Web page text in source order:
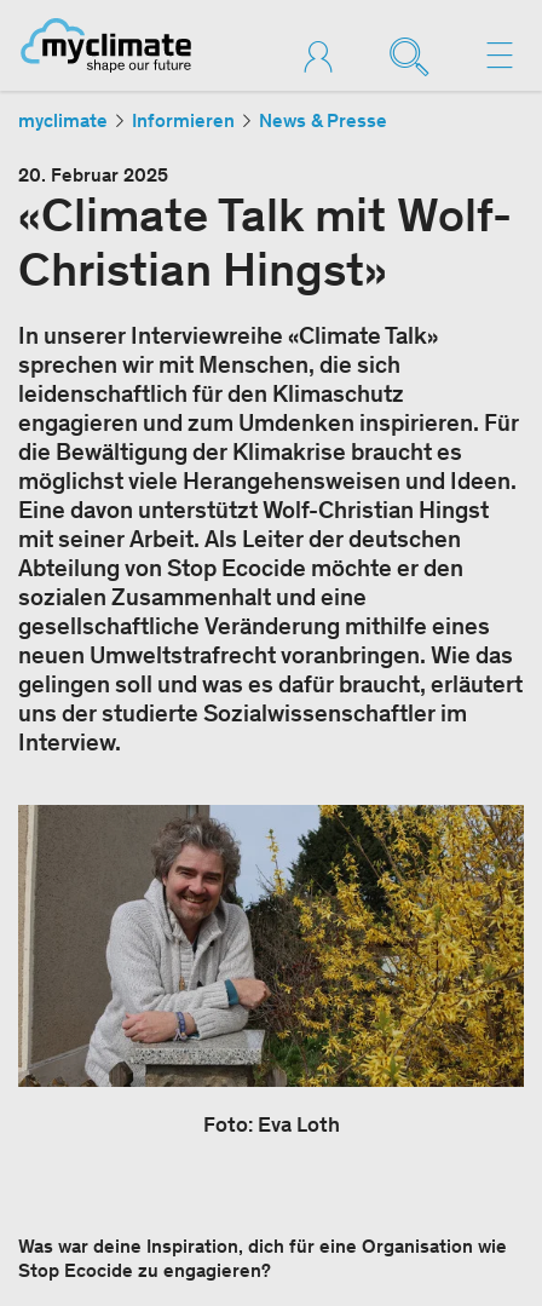
myclimate Informieren News & Presse
20. Februar 2025
«Climate Talk mit Wolf-
Christian Hingst»
In unserer Interviewreihe «Climate Talk»
sprechen wir mit Menschen, die sich
leidenschaftlich für den Klimaschutz
engagieren und zum Umdenken inspirieren. Für
die Bewältigung der Klimakrise braucht es
möglichst viele Herangehensweisen und Ideen.
Eine davon unterstützt Wolf-Christian Hingst
mit seiner Arbeit. Als Leiter der deutschen
Abteilung von Stop Ecocide möchte er den
sozialen Zusammenhalt und eine
gesellschaftliche Veränderung mithilfe eines
neuen Umweltstrafrecht voranbringen. Wie das
gelingen soll und was es dafür braucht, erläutert
uns der studierte Sozialwissenschaftler im
Interview.
Foto: Eva Loth
Was war deine Inspiration, dich für eine Organisation wie
Stop Ecocide zu engagieren?